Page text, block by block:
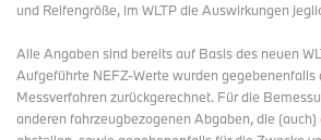
und Reifengröße, im WLTP die Auswirkungen
Alle Angaben sind bereits auf Basis des neuen
Aufgeführte NEFZ-Werte wurden gegebenenfalls
Messverfahren zurückgerechnet. Für die
anderen fahrzeugbezogenen Abgaben, die